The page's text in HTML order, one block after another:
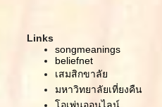
บันทีกหน้าใหม่
เขียน blog วันปีใหม่ ... เมื่
..คำสารภาพ.. ด้วยรักจาก
ผนชีวิตคิด (เหมือนจะ) เ
Links
songmeanings
beliefnet
เสมสิกขาลั
มหาวิทยาลัยเที่ยงคืน